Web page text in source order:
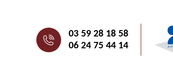
03 59 28 18 58
06 24 75 44 14